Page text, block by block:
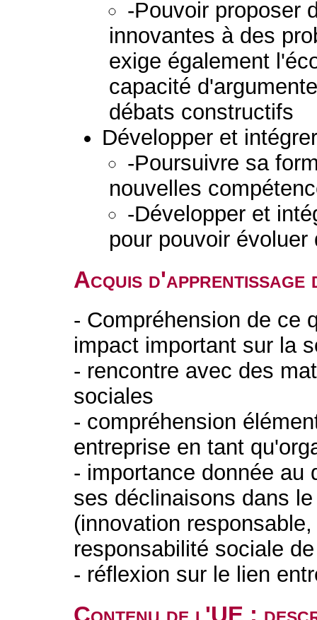
-Pouvoir proposer
innovantes à des
exige également
capacité
débats constructifs
Développer et
-Poursuivre sa
nouvelles
-Développer et
pour pouvoir
Acquis d'apprentissage
- Compréhension de ce
impact important sur la
- rencontre avec des
sociales
- compréhension
entreprise en tant
- importance donnée au
ses déclinaisons dans
(innovation
responsabilité sociale
- réflexion sur le lien
Contenu de l'UE :